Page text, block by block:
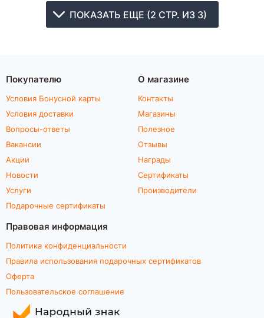
ПОКАЗАТЬ ЕЩЕ (2 СТР. ИЗ 3)
Покупателю
Условия Бонусной карты
Условия доставки
Вопросы-ответы
Вакансии
Акции
Новости
Услуги
Подарочные сертификаты
О магазине
Контакты
Магазины
Полезное
Отзывы
Награды
Сертификаты
Производители
Правовая информация
Политика конфиденциальности
Правила использования подарочных сертификатов
Оферта
Пользовательское соглашение